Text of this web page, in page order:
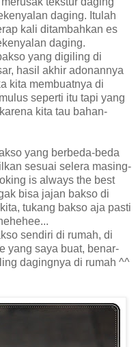
daging. Itulah
kali ditambahkan es
daging.
yang digiling di
hasil akhir adonannya
kita membuatnya di
seperti itu tapi yang
kita tau bahan-
yang berbeda-beda
sesuai selera masing-
is always the best
bisa jajan bakso di
tukang bakso aja pasti
sendiri di rumah, di
yang saya buat, benar-
dagingnya di rumah ^^